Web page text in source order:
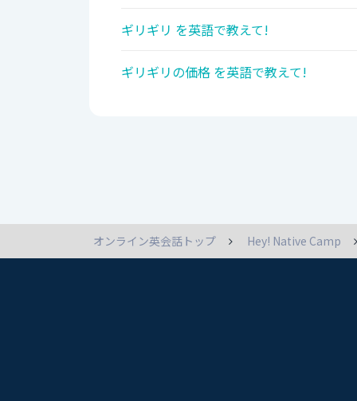
ギリギリ を英語で教えて!
ギリギリの価格 を英語で教えて!
オンライン英会話トップ Hey! Native Camp